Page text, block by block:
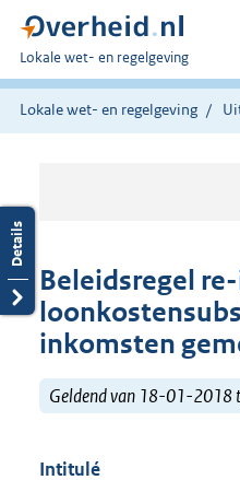
U
bent
hier:
Lokale wet- en regelgeving
Lokale wet- en regelgeving
Beleidsregel
inkomsten
Geldend van 18-01-
Intitulé